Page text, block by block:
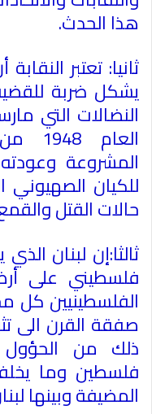
هذا الحدث.
ثانيا: تعتبر
يشكل ضربة
النضالات التي
المشروعة
للكيان
حالات القتل
ثالثا:إن لبنان
فلسطيني على
الفلسطينيين كل
صفقة القرن الى
ذلك من الحؤول
فلسطين وما
المضيفة وبينها